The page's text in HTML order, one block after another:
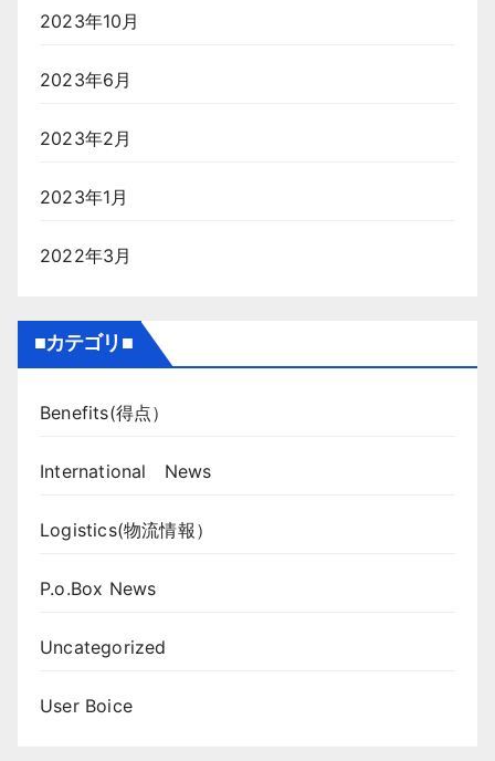
2023年10月
2023年6月
2023年2月
2023年1月
2022年3月
■カテゴリ■
Benefits(得点）
International News
Logistics(物流情報）
P.o.Box News
Uncategorized
User Boice